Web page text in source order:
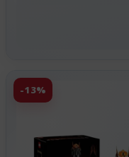
-13%